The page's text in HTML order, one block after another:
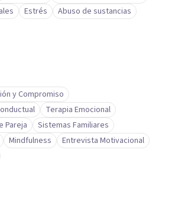
Estrés
Abuso de sustancias
y Compromiso
Terapia Emocional
Pareja
Sistemas Familiares
Mindfulness
Entrevista Motivacional